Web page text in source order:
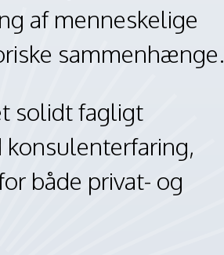
af menneskelige
sammenhænge.
solidt fagligt
både privat- og